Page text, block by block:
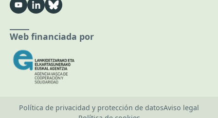
Web financiada por
Política de privacidad y protección de datosAviso legal